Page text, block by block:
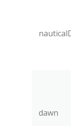
dawn